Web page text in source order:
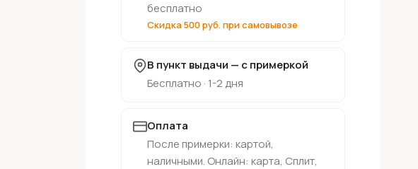
бесплатно
Скидка 500 руб. при самовывозе
В пункт выдачи — с примеркой
Бесплатно · 1-2 дня
Оплата
После примерки: картой,
наличными. Онлайн: карта, Сплит,